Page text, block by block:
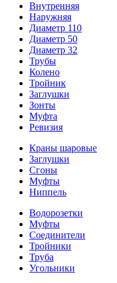
Внутренняя
Наружняя
Диаметр 110
Диаметр 50
Диаметр 32
Трубы
Колено
Тройник
Заглушки
Зонты
Муфта
Ревизия
Краны шаровые
Заглушки
Сгоны
Муфты
Ниппель
Водорозетки
Муфты
Соединители
Тройники
Труба
Угольники